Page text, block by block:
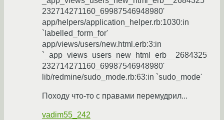
232714271160_69987546948980'
app/helpers/application_helper.rb:1030:in
`labelled_form_for'
app/views/users/new.html.erb:3:in
`_app_views_users_new_html_erb__2684325
232714271160_69987546948980'
lib/redmine/sudo_mode.rb:63:in `sudo_mode'
Походу что-то с правами перемудрил...
vadim55_242